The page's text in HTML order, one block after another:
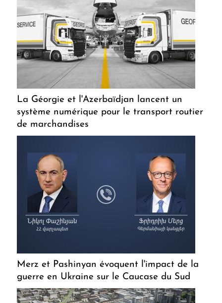
La Géorgie et l'Azerbaïdjan lancent un
système numérique pour le transport routier
de marchandises
Merz et Pashinyan évoquent l'impact de la
guerre en Ukraine sur le Caucase du Sud